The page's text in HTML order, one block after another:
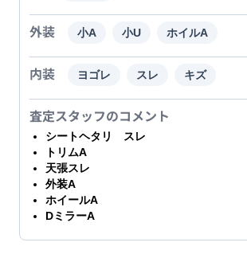
外装 小A 小U ホイルA
内装 ヨゴレ スレ キズ
査定スタッフのコメント
シートヘタリ スレ
トリムA
天張スレ
外装A
ホイールA
DミラーA